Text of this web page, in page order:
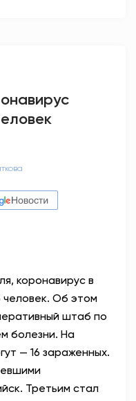
коронавирус в
человек. Об этом
штаб по
болезни. На
— 16 зараженных.
Третьим стал